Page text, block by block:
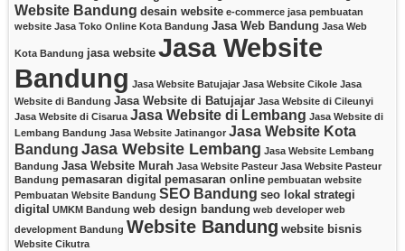
Website Bandung desain website e-commerce jasa pembuatan
website Jasa Toko Online Kota Bandung Jasa Web Bandung Jasa Web
Kota Bandung jasa website Jasa Website
Bandung Jasa Website Batujajar Jasa Website Cikole Jasa
Website di Bandung Jasa Website di Batujajar Jasa Website di Cileunyi
Jasa Website di Cisarua Jasa Website di Lembang Jasa Website di
Lembang Bandung Jasa Website Jatinangor Jasa Website Kota
Bandung Jasa Website Lembang Jasa Website Lembang
Bandung Jasa Website Murah Jasa Website Pasteur Jasa Website Pasteur
Bandung pemasaran digital pemasaran online pembuatan website
Pembuatan Website Bandung SEO Bandung seo lokal strategi
digital UMKM Bandung web design bandung web developer web
development Bandung Website Bandung website bisnis
Website Cikutra